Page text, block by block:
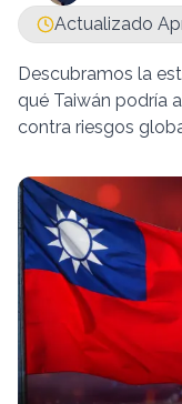
Actualizado
Descubramos la
qué Taiwán podría
contra riesgos